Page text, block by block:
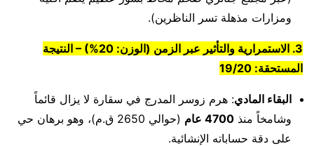
ومزارات مذهلة تسر الناظرين).
3. الاستمرارية والتأثير عبر الزمن (الوزن: 20%) – النتيجة
المستحقة: 19/20
البقاء المادي: هرم زوسر المدرج في سقارة لا يزال قائماً
وشامخاً منذ 4700 عام
(حوالي 2650 ق.م)، وهو برهان حي
على دقة حساباته الإنشائية.